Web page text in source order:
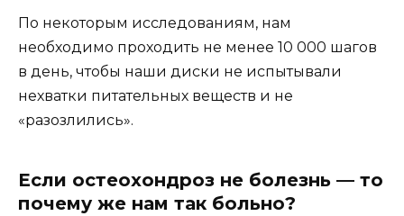
По некоторым исследованиям, нам
необходимо проходить не менее 10 000 шагов
в день, чтобы наши диски не испытывали
нехватки питательных веществ и не
«разозлились».
Если остеохондроз не болезнь — то
почему же нам так больно?